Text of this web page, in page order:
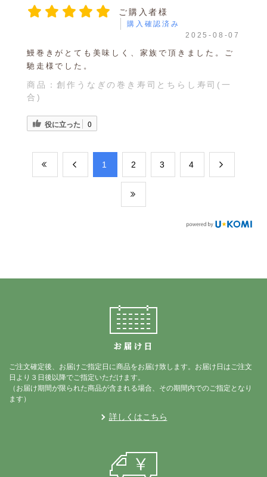
ご購入者様
購入確認済み
2025-08-07
鰻巻きがとても美味しく、家族で頂きました。ご
馳走様でした。
商品：創作うなぎの巻き寿司とちらし寿司(一
合)
役に立った 0
​1 ​2 ​3 ​4
お届け日
ご注文確定後、お届けご指定日に商品をお届け致します。お届け日はご注文
日より３日後以降でご指定いただけます。
（お届け期間が限られた商品が含まれる場合、その期間内でのご指定となり
ます）
詳しくはこちら